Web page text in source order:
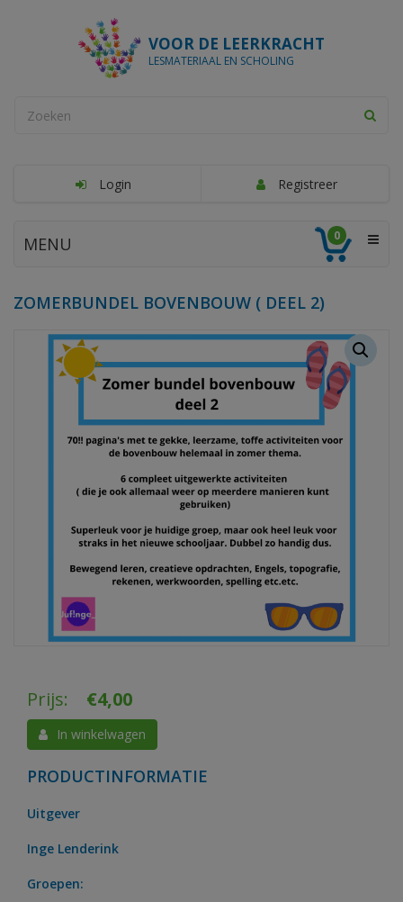
VOOR DE LEERKRACHT
LESMATERIAAL EN SCHOLING
Login Registreer
MENU 0
ZOMERBUNDEL BOVENBOUW ( DEEL 2)
Prijs: €4,00
In winkelwagen
PRODUCTINFORMATIE
Uitgever
Inge Lenderink
Groepen: